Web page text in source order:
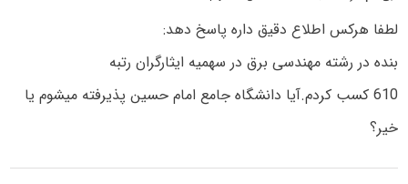
لطفا هرکس اطلاع دقیق داره پاسخ دهد:
بنده در رشته مهندسی برق در سهمیه ایثارگران رتبه
610 کسب کردم.آیا دانشگاه جامع امام حسین پذیرفته میشوم یا
خیر؟